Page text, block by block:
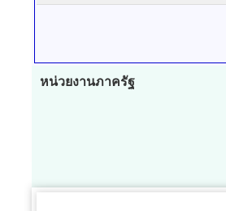
หน่วยงานภาครัฐ